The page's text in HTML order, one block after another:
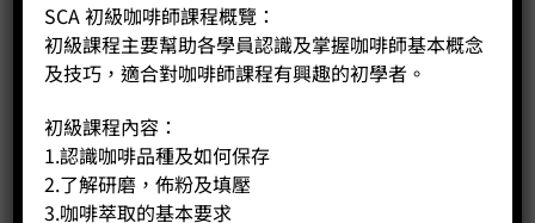
已售完
SCA 初級咖啡師課程概覽：
初級課程主要幫助各學員認識及掌握咖啡師基本概念
及技巧，適合對咖啡師課程有興趣的初學者。
初級課程內容：
1.認識咖啡品種及如何保存
2.了解研磨，佈粉及填壓
3.咖啡萃取的基本要求